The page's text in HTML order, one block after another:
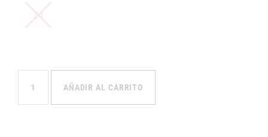
34
AÑADIR AL CARRITO